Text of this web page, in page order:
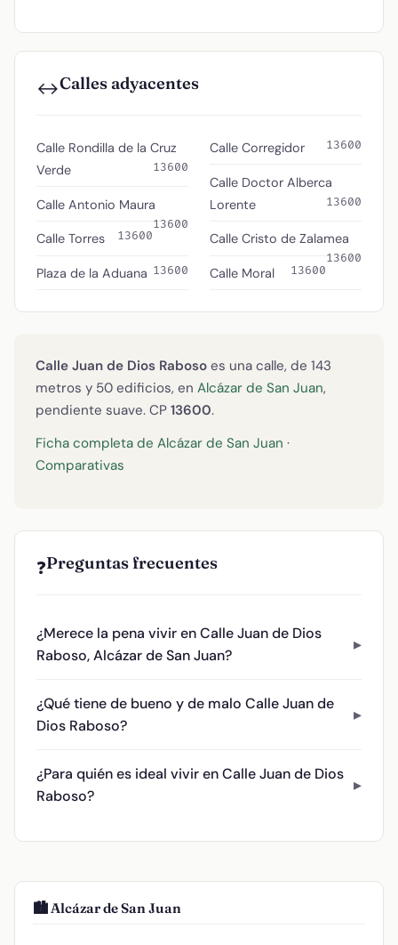
↔️Calles adyacentes
Calle Rondilla de la Cruz
Verde
13600
Calle Antonio Maura
13600
Calle Torres 13600
Plaza de la Aduana 13600
Calle Corregidor 13600
Calle Doctor Alberca
Lorente
13600
Calle Cristo de Zalamea
13600
Calle Moral 13600
Calle Juan de Dios Raboso es una calle, de 143
metros y 50 edificios, en Alcázar de San Juan,
pendiente suave. CP 13600.
Ficha completa de Alcázar de San Juan ·
Comparativas
❓Preguntas frecuentes
¿Merece la pena vivir en Calle Juan de Dios
Raboso, Alcázar de San Juan?
¿Qué tiene de bueno y de malo Calle Juan de
Dios Raboso?
¿Para quién es ideal vivir en Calle Juan de Dios
Raboso?
🏙️ Alcázar de San Juan